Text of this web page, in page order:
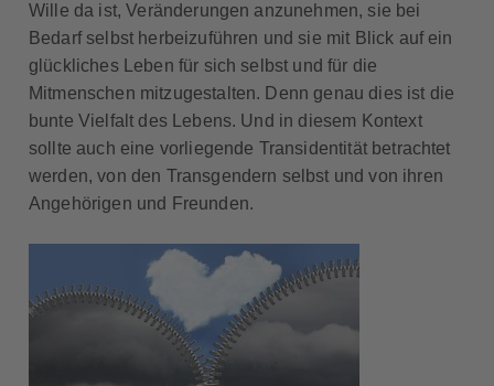
Wille da ist, Veränderungen anzunehmen, sie bei
Bedarf selbst herbeizuführen und sie mit Blick auf ein
glückliches Leben für sich selbst und für die
Mitmenschen mitzugestalten. Denn genau dies ist die
bunte Vielfalt des Lebens. Und in diesem Kontext
sollte auch eine vorliegende Transidentität betrachtet
werden, von den Transgendern selbst und von ihren
Angehörigen und Freunden.